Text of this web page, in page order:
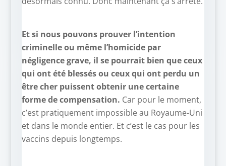
Et si nous pouvons prouver l’intention
criminelle ou même l’homicide par
négligence grave, il se pourrait bien que ceux
qui ont été blessés ou ceux qui ont perdu un
être cher puissent obtenir une certaine
forme de compensation. Car pour le moment,
c’est pratiquement impossible au Royaume-Uni
et dans le monde entier. Et c’est le cas pour les
vaccins depuis longtemps.